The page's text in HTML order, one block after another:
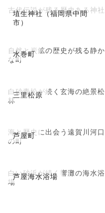
埴生神社（福岡県中間
市）
古代伝説が残る歴史ある神社
水巻町
自然と炭鉱の歴史が残る静か
な町
三里松原
白砂青松が続く玄海の絶景松
林
芦屋町
海と歴史に出会う遠賀川河口
の町
芦屋海水浴場
白い砂浜が続く響灘の海水浴
場